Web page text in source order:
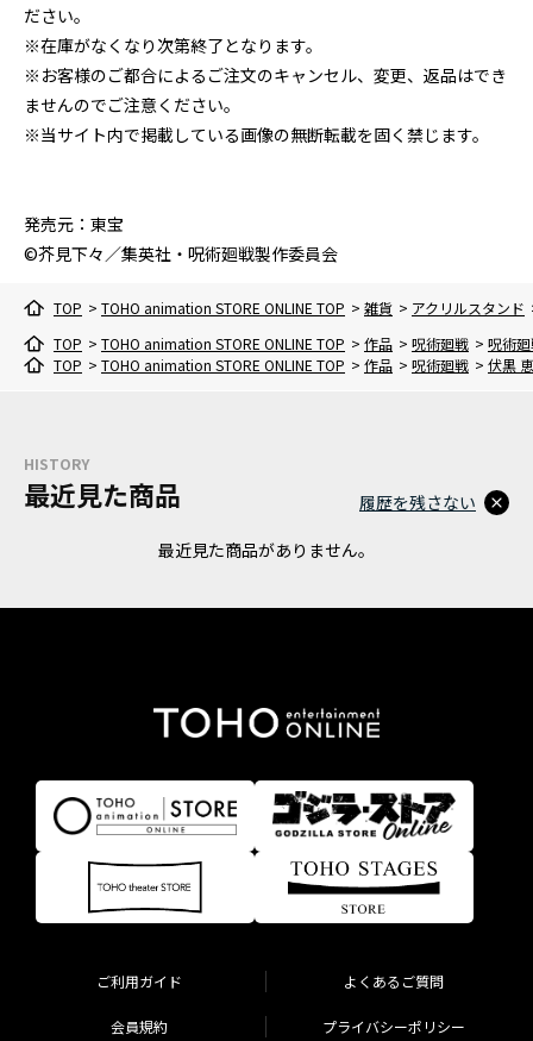
ださい。
※在庫がなくなり次第終了となります。
※お客様のご都合によるご注文のキャンセル、変更、返品はでき
ませんのでご注意ください。
※当サイト内で掲載している画像の無断転載を固く禁じます。
発売元：東宝
©芥見下々／集英社・呪術廻戦製作委員会
TOP > TOHO animation STORE ONLINE TOP > 雑貨 > アクリルスタンド
TOP > TOHO animation STORE ONLINE TOP > 作品 > 呪術廻戦 > 呪術
TOP > TOHO animation STORE ONLINE TOP > 作品 > 呪術廻戦 > 伏黒 恵
HISTORY
最近見た商品
最近見た商品がありません。
履歴を残さない
ご利用ガイド よくあるご質問
会員規約 プライバシーポリシー